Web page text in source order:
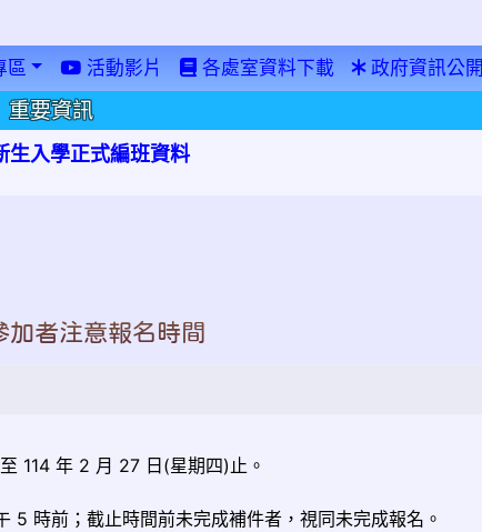
區 活動影片 各處室資料下載 政府資訊公開
重要資訊
生入學正式編班資料
者注意報名時間
114 年 2 月 27 日(星期四)止。
5 時前；截止時間前未完成補件者，視同未完成報名。